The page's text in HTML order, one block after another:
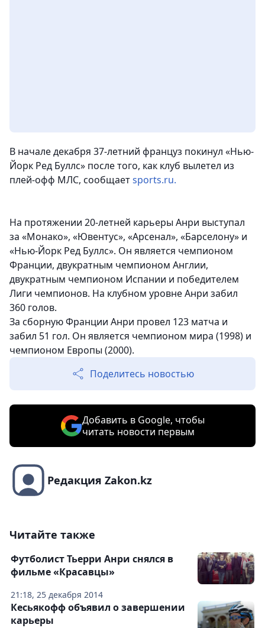
В начале декабря 37-летний француз покинул «Нью-
Йорк Ред Буллс» после того, как клуб вылетел из
плей-офф МЛС, сообщаетsports.ru.
На протяжении 20-летней карьеры Анри выступал
за «Монако», «Ювентус», «Арсенал», «Барселону» и
«Нью-Йорк Ред Буллс». Он является чемпионом
Франции, двукратным чемпионом Англии,
двукратным чемпионом Испании и победителем
Лиги чемпионов. На клубном уровне Анри забил
360 голов.
За сборную Франции Анри провел 123 матча и
забил 51 гол. Он является чемпионом мира (1998) и
чемпионом Европы (2000).
Поделитесь новостью
Добавить в Google, чтобы
читать новости первым
Редакция Zakon.kz
Читайте также
21:18, 25 декабря 2014
Футболист Тьерри Анри снялся в
фильме «Красавцы»
Кесьякофф объявил о завершении
карьеры